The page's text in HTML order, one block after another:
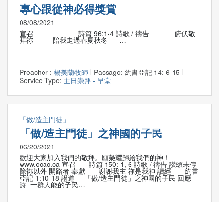
專心跟從神必得獎賞
08/08/2021
宣召 詩篇 96:1-4 詩歌 / 禱告 俯伏敬
拜祢 陪我走過春夏秋冬 …
Preacher : 楊美蘭牧師 Passage: 約書亞記 14: 6-15
Service Type: 主日崇拜 - 早堂
「做/造主門徒」
「做/造主門徒」之神國的子民
06/20/2021
歡迎大家加入我們的敬拜。願榮耀歸給我們的神！
www.ecac.ca 宣召 詩篇 150: 1, 6 詩歌 / 禱告 讚頌未停
除袮以外 開路者 奉獻 謝謝我主 祢是我神 讀經 約書
亞記 1:10-18 證道 「做/造主門徒」之神國的子民 回應
詩 一群大能的子民…